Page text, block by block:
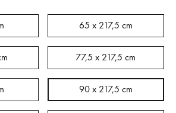
65 x 217,5 cm
77,5 x 217,5 cm
90 x 217,5 cm